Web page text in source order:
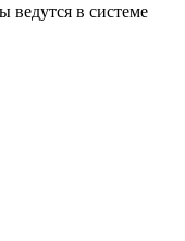
ведутся в системе